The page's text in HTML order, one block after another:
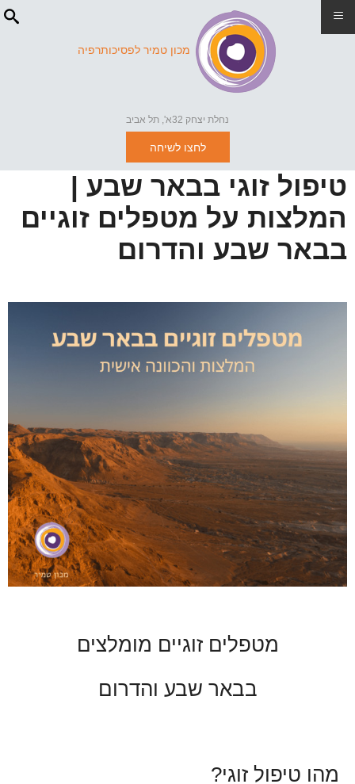
מכון טמיר לפסיכותרפיה
נחלת יצחק 32א', תל אביב
לחצו לשיחה
טיפול זוגי בבאר שבע |
המלצות על מטפלים זוגיים
בבאר שבע והדרום
מטפלים זוגיים מומלצים
בבאר שבע והדרום
מהו טיפול זוגי?
≡